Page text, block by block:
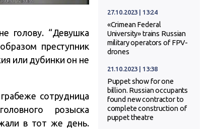
голову. “Девушка
преступник
или дубинки он не
сотрудница
розыска
в тот же день.
27.10.2023 | 13:24
«Crimean Federal
University» trains Russian
military operators of FPV-
drones
21.10.2023 | 13:38
Puppet show for one
billion. Russian occupants
found new contractor to
complete construction of
puppet theatre